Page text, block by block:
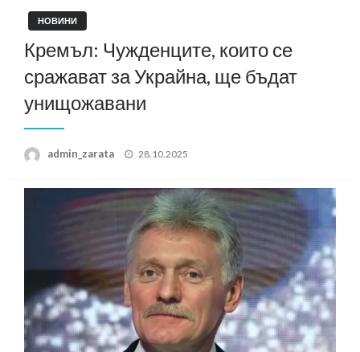
НОВИНИ
Кремъл: Чужденците, които се
сражават за Украйна, ще бъдат
унищожавани
admin_zarata
Posted
28.10.2025